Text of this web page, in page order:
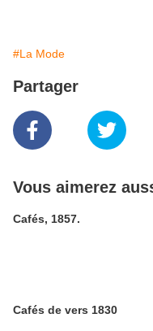
#La Mode
Partager
Vous aimerez
Cafés, 1857.
Cafés de vers 1830